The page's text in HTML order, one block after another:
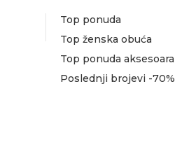
Top ponuda
Top ženska obuća
Top ponuda aksesoara
Poslednji brojevi -70%